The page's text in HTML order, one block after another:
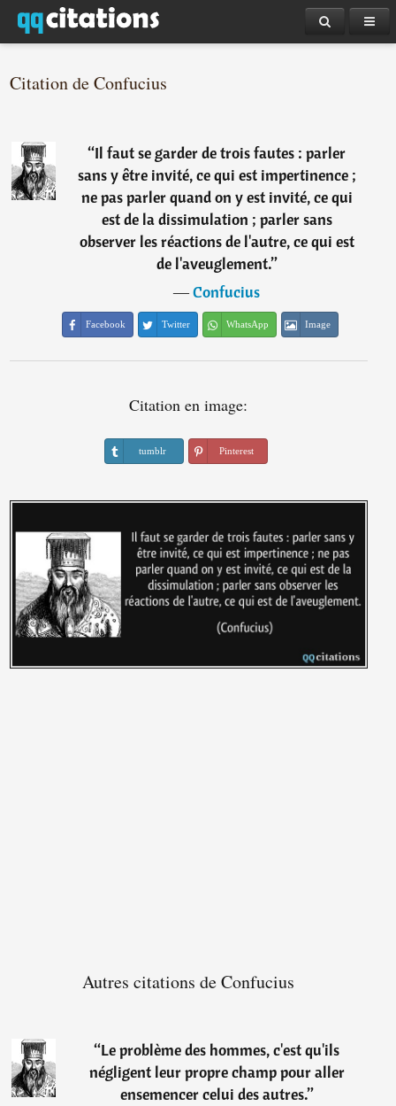
Citation de Confucius
“Il faut se garder de trois fautes : parler
sans y être invité, ce qui est impertinence ;
ne pas parler quand on y est invité, ce qui
est de la dissimulation ; parler sans
observer les réactions de l'autre, ce qui est
de l'aveuglement.”
―Confucius
Facebook Twitter WhatsApp Image
Citation en image:
tumblr Pinterest
Autres citations de Confucius
“Le problème des hommes, c'est qu'ils
négligent leur propre champ pour aller
ensemencer celui des autres.”